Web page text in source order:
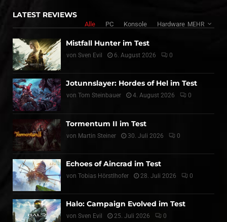
LATEST REVIEWS
Alle PC Konsole Hardware MEHR
Mistfall Hunter im Test
von Sven Evil 6. August 2026 0
Jotunnslayer: Hordes of Hel im Test
von Tom Steinbauer 4. August 2026 0
Tormentum II im Test
von Martin Steiner 30. Juli 2026 0
Echoes of Aincrad im Test
von Tobias Hörstlhofer 28. Juli 2026 0
Halo: Campaign Evolved im Test
von Sven Evil 25. Juli 2026 0